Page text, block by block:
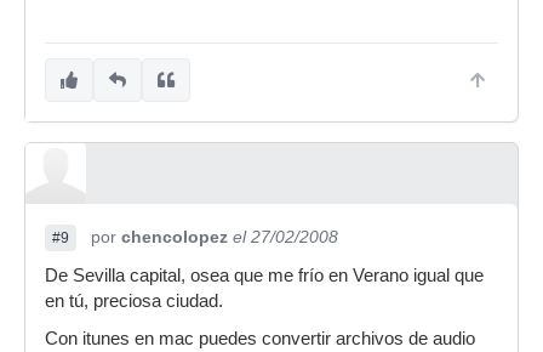
#9 por chencolopez el 27/02/2008
De Sevilla capital, osea que me frío en Verano igual que
en tú, preciosa ciudad.
Con itunes en mac puedes convertir archivos de audio